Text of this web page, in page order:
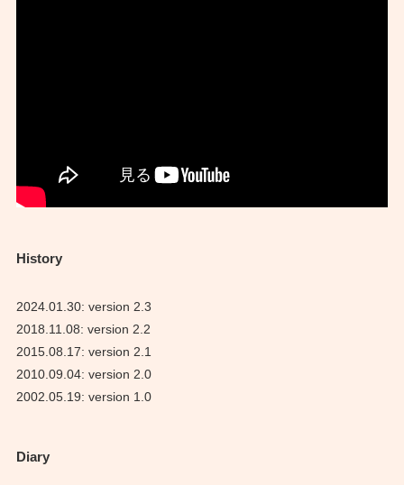
History
2024.01.30: version 2.3
2018.11.08: version 2.2
2015.08.17: version 2.1
2010.09.04: version 2.0
2002.05.19: version 1.0
Diary